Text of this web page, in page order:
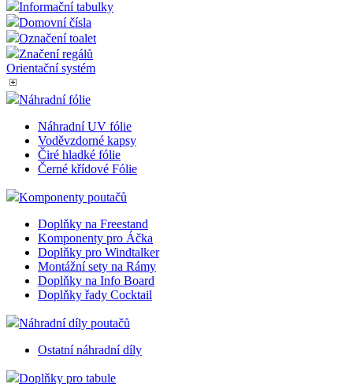
Informační tabulky
Domovní čísla
Označení toalet
Značení regálů
Orientační systém
Náhradní fólie
Náhradní UV fólie
Voděvzdorné kapsy
Čiré hladké fólie
Černé křídové Fólie
Komponenty poutačů
Doplňky na Freestand
Komponenty pro Áčka
Doplňky pro Windtalker
Montážní sety na Rámy
Doplňky na Info Board
Doplňky řady Cocktail
Náhradní díly poutačů
Ostatní náhradní díly
Doplňky pro tabule